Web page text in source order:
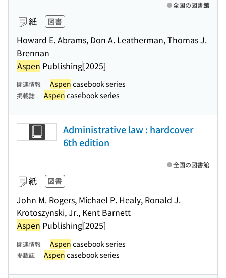
紙 図書
Howard E. Abrams, Don A. Leatherman, Thomas J.
Brennan
Aspen Publishing[2025]
全国の図書館
関連情報 Aspen casebook series
掲載誌 Aspen casebook series
Administrative law : hardcover
6th edition
紙 図書
John M. Rogers, Michael P. Healy, Ronald J.
Krotoszynski, Jr., Kent Barnett
Aspen Publishing[2025]
全国の図書館
関連情報 Aspen casebook series
掲載誌 Aspen casebook series